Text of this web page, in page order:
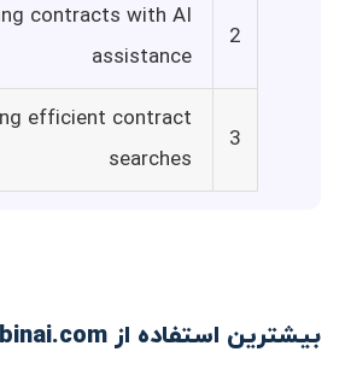
2
contracts with AI
assistance
3
efficient contract
searches
بیشترین استفاده از robinai.com